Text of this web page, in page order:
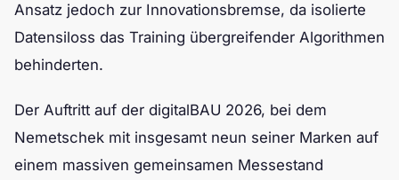
Ansatz jedoch zur Innovationsbremse, da isolierte
Datensiloss das Training übergreifender Algorithmen
behinderten.
Der Auftritt auf der digitalBAU 2026, bei dem
Nemetschek mit insgesamt neun seiner Marken auf
einem massiven gemeinsamen Messestand